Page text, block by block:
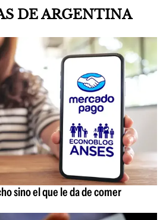
DE ARGENTINA
sino el que le da de comer